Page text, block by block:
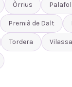
Òrrius
Premià de Dalt
Tordera